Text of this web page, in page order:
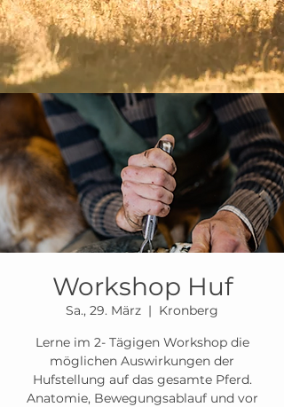
Workshop Huf
Sa., 29. März
  |
Kronberg
Lerne im 2- Tägigen Workshop die
möglichen Auswirkungen der
Hufstellung auf das gesamte Pferd.
Anatomie, Bewegungsablauf und vor